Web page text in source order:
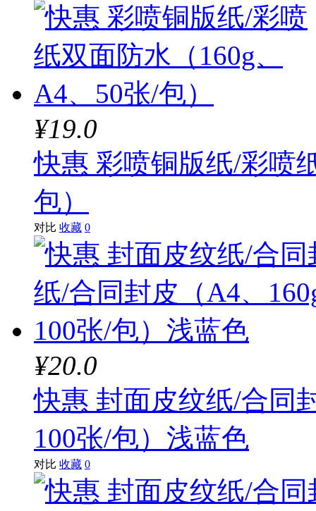
¥19.0
快惠 彩喷铜版纸/彩喷
包）
对比 收藏 0
¥20.0
快惠 封面皮纹纸/合同
100张/包）浅蓝色
对比 收藏 0